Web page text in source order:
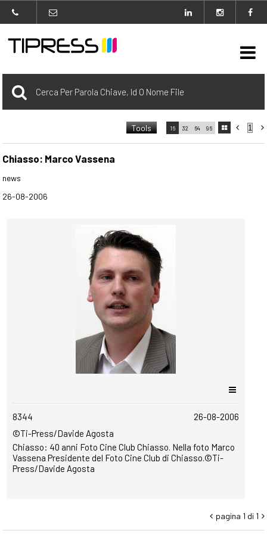
Archivio
carrello
Agenzia
copyrightfree

 
16 32 64 96 
Tools
0 Selezionato
Chiasso: Marco Vassena
news
26-08-2006
8344
26-08-2006
©Ti-Press/Davide Agosta
Chiasso: 40 anni Foto Cine Club Chiasso. Nella foto Marco
Vassena Presidente del Foto Cine Club di Chiasso.©Ti-
Press/Davide Agosta
 pagina 1 di 1 